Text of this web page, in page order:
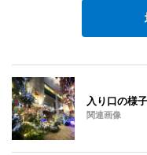
入り口の様
関連画像